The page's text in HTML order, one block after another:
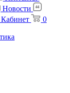
Новости
Кабинет
0